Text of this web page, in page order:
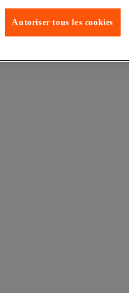
Autoriser tous les cookies